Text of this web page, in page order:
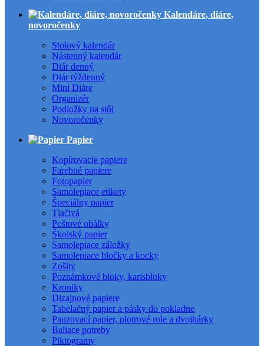
Kalendáre, diáre,
novoročenky
Stolový kalendár
Nástenný kalendár
Diár denný
Diár týždenný
Mini Diáre
Organizér
Podložky na stôl
Novoročenky
Papier
Kopírovacie papiere
Farebné papiere
Fotopapier
Samolepiace etikety
Špeciálny papier
Tlačivá
Poštové obálky
Školský papier
Samolepiace záložky
Samolepiace bločky a kocky
Zošity
Poznámkové bloky, karisbloky
Kroniky
Dizajnové papiere
Tabelačný papier a pásky do pokladne
Pauzovací papier, plotrové role a dvojhárky
Baliace potreby
Piktogramy